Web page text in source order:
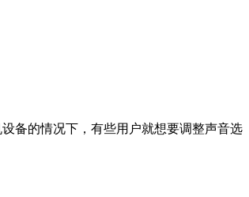
备的情况下，有些用户就想要调整声音选